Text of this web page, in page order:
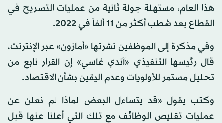
هذا العام، مستهلة جولة ثانية من عمليات التسريح في
القطاع بعد شطب أكثر من 11 ألفاً في 2022.
وفي مذكرة إلى الموظفين نشرتها «أمازون» عبر الإنترنت،
قال رئيسها التنفيذي «آندي غاسي» إن القرار نابع من
تحليل مستمر للأولويات وعدم اليقين بشأن الاقتصاد.
وكتب يقول «قد يتساءل البعض لماذا لم نعلن عن
عمليات تقليص الوظائف مع تلك التي أعلنا عنها قبل